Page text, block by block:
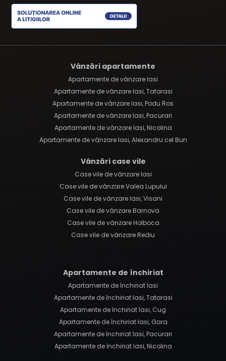
Vânzări apartamente
Apartamente de vânzare Iasi
Apartamente de vânzare Iasi, Tatarasi
Apartamente de vânzare Iasi, Podu Ros
Apartamente de vânzare Iasi, Pacurari
Apartamente de vânzare Iasi, Nicolina
Apartamente de vânzare Iasi, Alexandru cel Bun
Vânzări case vile
Case vile de vânzare Iasi
Case vile de vânzare Valea Lupului
Case vile de vânzare Iasi, Visani
Case vile de vânzare Barnova
Case vile de vânzare Holboca
Case vile de vânzare Rediu
Apartamente de închiriat
Apartamente de închiriat Iasi
Apartamente de închiriat Iasi, Tatarasi
Apartamente de închiriat Iasi, Cug
Apartamente de închiriat Iasi, Gara
Apartamente de închiriat Iasi, Pacurari
Apartamente de închiriat Iasi, Nicolina